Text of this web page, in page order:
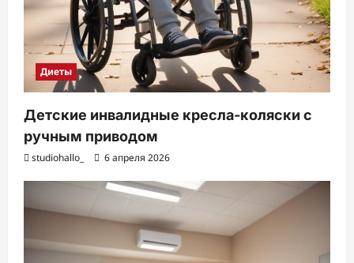
Диеты
Детские инвалидные кресла-коляски с
ручным приводом
studiohallo_ 6 апреля 2026